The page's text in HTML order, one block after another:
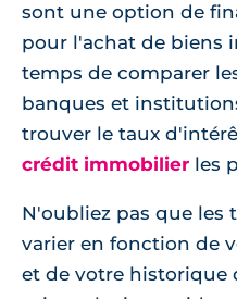
sont une option de
pour l'achat de biens
temps de comparer
banques et
trouver le taux
crédit immobilier les
N'oubliez pas que les
varier en fonction de
et de votre historique